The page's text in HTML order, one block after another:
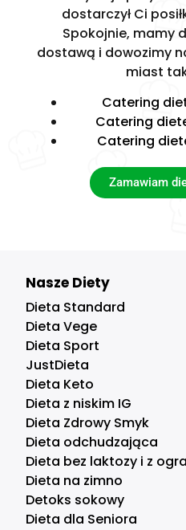
dostarczył Ci
Spokojnie, mamy
dostawą i dowozimy
miast
Catering
Catering
Catering
Zamawiam
Nasze Diety
Dieta Standard
Dieta Vege
Dieta Sport
JustDieta
Dieta Keto
Dieta z niskim IG
Dieta Zdrowy Smyk
Dieta odchudzająca
Dieta bez laktozy i z
Dieta na zimno
Detoks sokowy
Dieta dla Seniora